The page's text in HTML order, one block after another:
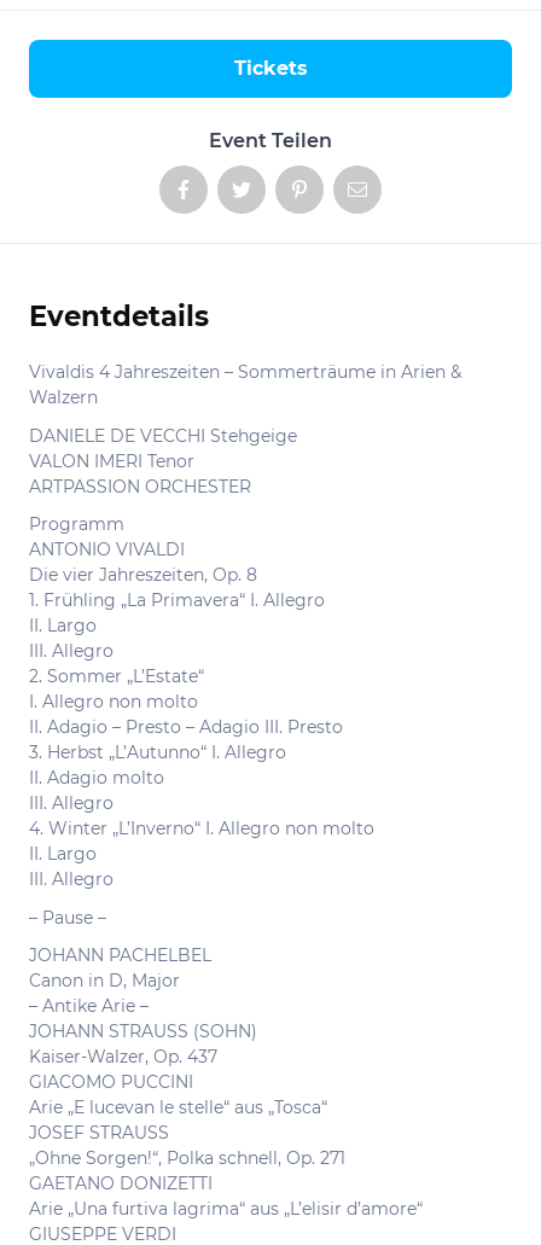
Event Teilen
Tickets
Informationen
Eventdetails
Vivaldis 4 Jahreszeiten – Sommerträume in Arien &
Walzern
DANIELE DE VECCHI Stehgeige
VALON IMERI Tenor
ARTPASSION ORCHESTER
Programm
ANTONIO VIVALDI
Die vier Jahreszeiten, Op. 8
1. Frühling „La Primavera“ I. Allegro
II. Largo
III. Allegro
2. Sommer „L’Estate“
I. Allegro non molto
II. Adagio – Presto – Adagio III. Presto
3. Herbst „L’Autunno“ I. Allegro
II. Adagio molto
III. Allegro
4. Winter „L’Inverno“ I. Allegro non molto
II. Largo
III. Allegro
– Pause –
JOHANN PACHELBEL
Canon in D, Major
– Antike Arie –
JOHANN STRAUSS (SOHN)
Kaiser-Walzer, Op. 437
GIACOMO PUCCINI
Arie „E lucevan le stelle“ aus „Tosca“
JOSEF STRAUSS
„Ohne Sorgen!“, Polka schnell, Op. 271
GAETANO DONIZETTI
Arie „Una furtiva lagrima“ aus „L’elisir d’amore“
GIUSEPPE VERDI